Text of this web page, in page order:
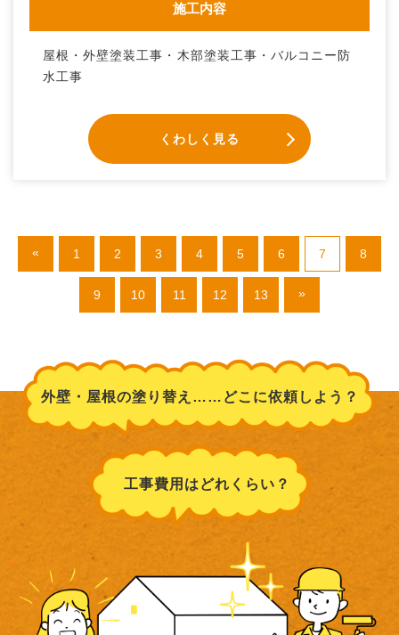
施工内容
屋根・外壁塗装工事・木部塗装工事・バルコニー防
水工事
くわしく見る
« 1 2 3 4 5 6 7 8
9 10 11 12 13 »
外壁・屋根の塗り替え……どこに依頼しよう？
工事費用はどれくらい？